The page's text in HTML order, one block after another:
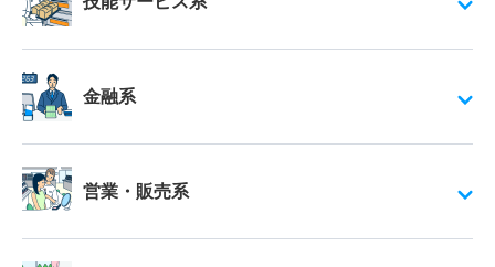
金融系
営業・販売系